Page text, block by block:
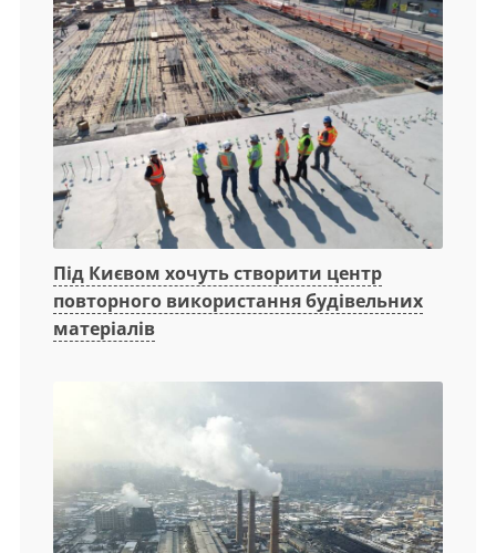
Під Києвом хочуть створити центр
повторного використання будівельних
матеріалів